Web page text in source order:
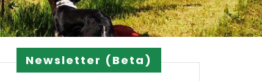
Newsletter (Beta)